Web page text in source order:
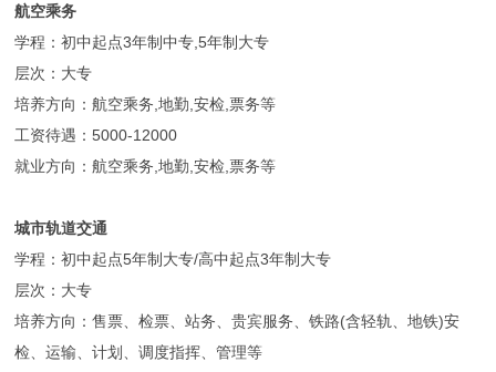
航空乘务
学程：初中起点3年制中专,5年制大专
层次：大专
培养方向：航空乘务,地勤,安检,票务等
工资待遇：5000-12000
就业方向：航空乘务,地勤,安检,票务等
城市轨道交通
学程：初中起点5年制大专/高中起点3年制大专
层次：大专
培养方向：售票、检票、站务、贵宾服务、铁路(含轻轨、地铁)安
检、运输、计划、调度指挥、管理等